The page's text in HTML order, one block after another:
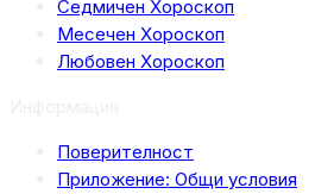
Седмичен Хороскоп
Месечен Хороскоп
Любовен Хороскоп
Поверителност
Приложение: Общи условия